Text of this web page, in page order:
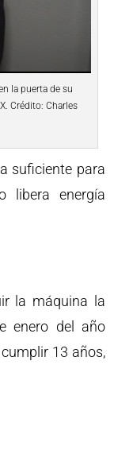
la puerta de su
Crédito: Charles
suficiente para
libera energía
la máquina la
enero del año
13 años,